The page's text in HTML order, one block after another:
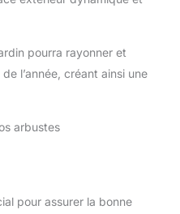
pourra rayonner et
l’année, créant ainsi une
arbustes
pour assurer la bonne